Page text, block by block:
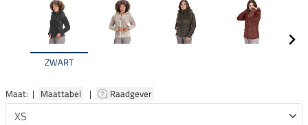
ZWART
Maat: | Maattabel | Raadgever